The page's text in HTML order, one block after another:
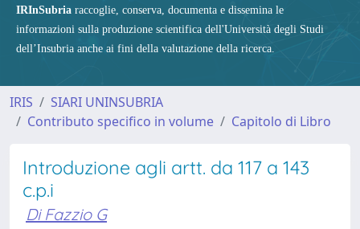
IRInSubria raccoglie, conserva, documenta e dissemina le
informazioni sulla produzione scientifica dell'Università degli Studi
dell’Insubria anche ai fini della valutazione della ricerca.
IRIS
SIARI UNINSUBRIA
Contributo specifico in volume
Capitolo di Libro
Introduzione agli artt. da 117 a 143
c.p.i
Di Fazzio G